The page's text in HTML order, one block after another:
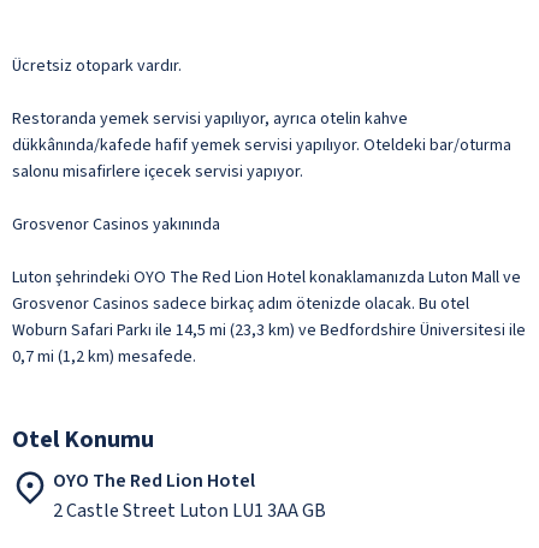
Ücretsiz otopark vardır.
Restoranda yemek servisi yapılıyor, ayrıca otelin kahve
dükkânında/kafede hafif yemek servisi yapılıyor. Oteldeki bar/oturma
salonu misafirlere içecek servisi yapıyor.
Grosvenor Casinos yakınında
Luton şehrindeki OYO The Red Lion Hotel konaklamanızda Luton Mall ve
Grosvenor Casinos sadece birkaç adım ötenizde olacak. Bu otel
Woburn Safari Parkı ile 14,5 mi (23,3 km) ve Bedfordshire Üniversitesi ile
0,7 mi (1,2 km) mesafede.
Otel Konumu
OYO The Red Lion Hotel
2 Castle Street Luton LU1 3AA GB